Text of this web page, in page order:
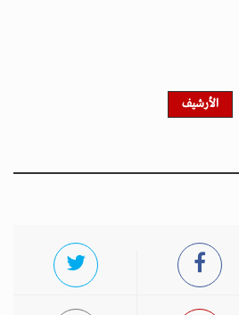
الأرشيف